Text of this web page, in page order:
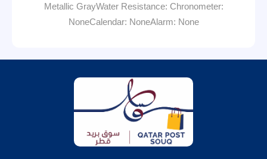
Metallic GrayWater Resistance: Chronometer:
NoneCalendar: NoneAlarm: None